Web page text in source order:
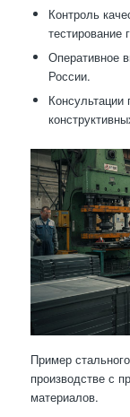
Контроль
тестирование
Оперативное
России.
Пример
производстве с
материалов.